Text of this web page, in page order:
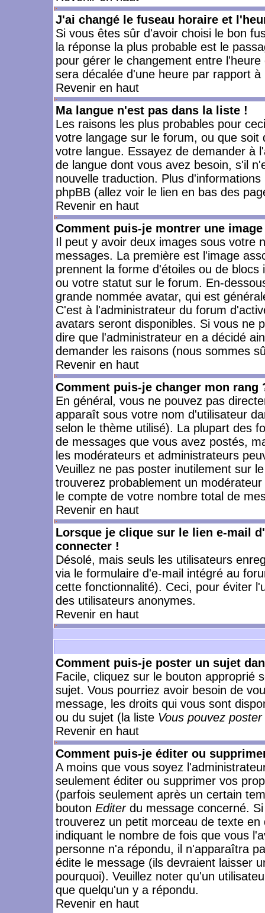
J'ai changé le fuseau horaire et
Si vous êtes sûr d'avoir choisi le bon
la réponse la plus probable est le
pour gérer le changement entre
sera décalée d'une heure par rapport à
Revenir en haut
Ma langue n'est pas dans la liste !
Les raisons les plus probables pour
votre langage sur le forum, ou que
votre langue. Essayez de demander à
de langue dont vous avez besoin, s'il
nouvelle traduction. Plus
phpBB (allez voir le lien en bas des
Revenir en haut
Comment puis-je montrer une
Il peut y avoir deux images sous votre
messages. La première est l'image
prennent la forme d'étoiles ou de
ou votre statut sur le forum. En-
grande nommée avatar, qui est
C'est à l'administrateur du forum
avatars seront disponibles. Si vous ne
dire que l'administrateur en a décidé
demander les raisons (nous sommes
Revenir en haut
Comment puis-je changer mon rang
En général, vous ne pouvez pas
apparaît sous votre nom d'utilisateur
selon le thème utilisé). La plupart des
de messages que vous avez postés,
les modérateurs et administrateurs
Veuillez ne pas poster inutilement sur
trouverez probablement un
le compte de votre nombre total de
Revenir en haut
Lorsque je clique sur le lien e-mail
connecter !
Désolé, mais seuls les utilisateurs
via le formulaire d'e-mail intégré au
cette fonctionnalité). Ceci, pour éviter
des utilisateurs anonymes.
Revenir en haut
Comment puis-je poster un sujet
Facile, cliquez sur le bouton approprié
sujet. Vous pourriez avoir besoin de
message, les droits qui vous sont
ou du sujet (la liste Vous pouvez
Revenir en haut
Comment puis-je éditer ou
A moins que vous soyez
seulement éditer ou supprimer vos
(parfois seulement après un certain
bouton Editerdu message concerné.
trouverez un petit morceau de texte
indiquant le nombre de fois que vous
personne n'a répondu, il n'apparaîtra
édite le message (ils devraient laisser
pourquoi). Veuillez noter qu'un
que quelqu'un y a répondu.
Revenir en haut